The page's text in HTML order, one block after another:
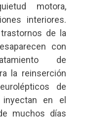
motora,
interiores.
de la
con
de
la reinserción
de
en el
muchos días